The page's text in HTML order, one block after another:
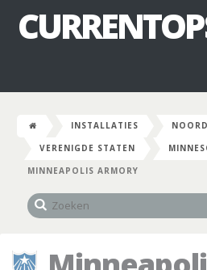
INSTALLATIES
VERENIGDE STATEN
MINNEAPOLIS ARMORY